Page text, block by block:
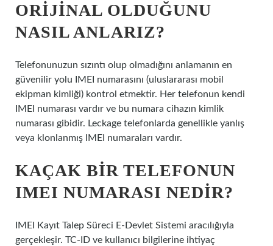
ORIJINAL OLDUĞUNU
NASIL ANLARIZ?
Telefonunuzun sızıntı olup olmadığını anlamanın en
güvenilir yolu IMEI numarasını (uluslararası mobil
ekipman kimliği) kontrol etmektir. Her telefonun kendi
IMEI numarası vardır ve bu numara cihazın kimlik
numarası gibidir. Leckage telefonlarda genellikle yanlış
veya klonlanmış IMEI numaraları vardır.
KAÇAK BIR TELEFONUN
IMEI NUMARASI NEDIR?
IMEI Kayıt Talep Süreci E-Devlet Sistemi aracılığıyla
gerçekleşir. TC-ID ve kullanıcı bilgilerine ihtiyaç